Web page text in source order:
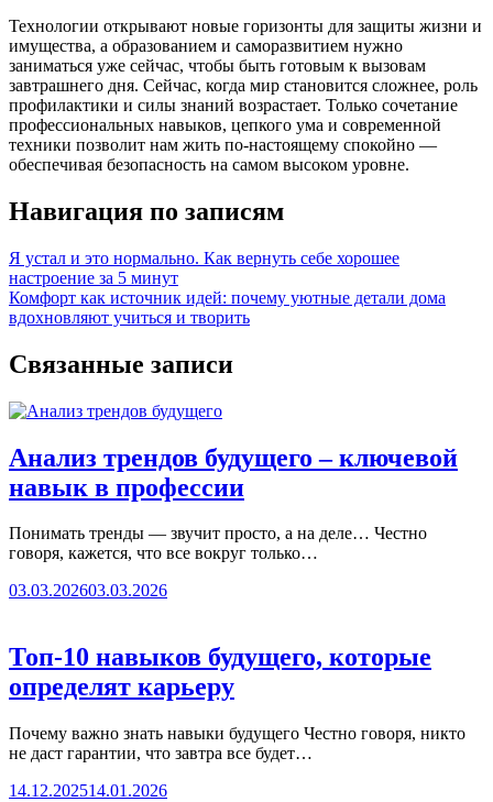
Технологии открывают новые горизонты для защиты жизни и
имущества, а образованием и саморазвитием нужно
заниматься уже сейчас, чтобы быть готовым к вызовам
завтрашнего дня. Сейчас, когда мир становится сложнее, роль
профилактики и силы знаний возрастает. Только сочетание
профессиональных навыков, цепкого ума и современной
техники позволит нам жить по-настоящему спокойно —
обеспечивая безопасность на самом высоком уровне.
Навигация по записям
Я устал и это нормально. Как вернуть себе хорошее
настроение за 5 минут
Комфорт как источник идей: почему уютные детали дома
вдохновляют учиться и творить
Связанные записи
Анализ трендов будущего – ключевой
навык в профессии
Понимать тренды — звучит просто, а на деле… Честно
говоря, кажется, что все вокруг только…
03.03.202603.03.2026
Топ-10 навыков будущего, которые
определят карьеру
Почему важно знать навыки будущего Честно говоря, никто
не даст гарантии, что завтра все будет…
14.12.202514.01.2026